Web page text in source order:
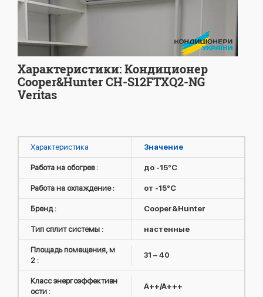
Характеристики: Кондиционер
Cooper&Hunter CH-S12FTXQ2-NG
Veritas
Характеристика Значение
Работа на обогрев : до -15°C
Работа на охлаждение : от -15°C
Бренд : Cooper&Hunter
Тип сплит системы : настенные
Площадь помещения, м
2 :
31 – 40
Класс энергоэффективн
ости :
A++/A+++